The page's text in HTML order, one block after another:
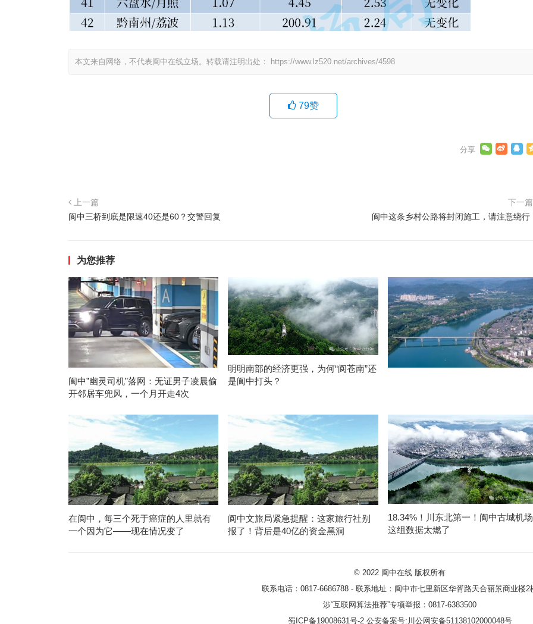
本文来自网络，不代表阆中在线立场。转载请注明出处： https://www.lz520.net/archives/4598
79赞
上一篇
阆中三桥到底是限速40还是60？交警回复
下一
阆中这条乡村公路将封闭施工，请注意绕行
为您推荐
阆中”幽灵司机”落网：无证男子凌晨偷
开邻居车兜风，一个月开走4次
明明南部的经济更强，为何“阆苍南”还
是阆中打头？
在阆中，每三个死于癌症的人里就有
一个因为它——现在情况变了
阆中文旅局紧急提醒：这家旅行社别
报了！背后是40亿的资金黑洞
18.34%！川东北第一！阆中古城机场
这组数据太燃了
© 2022 阆中在线 版权所有
联系电话：0817-6686788 - 联系地址：阆中市七里新区华胥路天合丽景商业楼2
涉“互联网算法推荐”专项举报：0817-6383500
蜀ICP备19008631号-2公安备案号:川公网安备51138102000048号